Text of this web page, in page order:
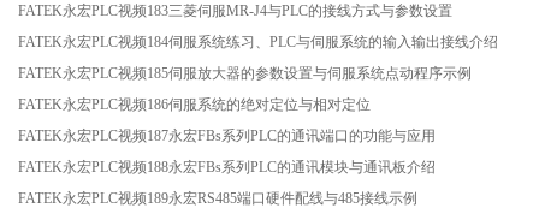
FATEK永宏PLC视频183三菱伺服MR-J4与PLC的接线方式与参数设置
FATEK永宏PLC视频184伺服系统练习、PLC与伺服系统的输入输出接线介绍
FATEK永宏PLC视频185伺服放大器的参数设置与伺服系统点动程序示例
FATEK永宏PLC视频186伺服系统的绝对定位与相对定位
FATEK永宏PLC视频187永宏FBs系列PLC的通讯端口的功能与应用
FATEK永宏PLC视频188永宏FBs系列PLC的通讯模块与通讯板介绍
FATEK永宏PLC视频189永宏RS485端口硬件配线与485接线示例